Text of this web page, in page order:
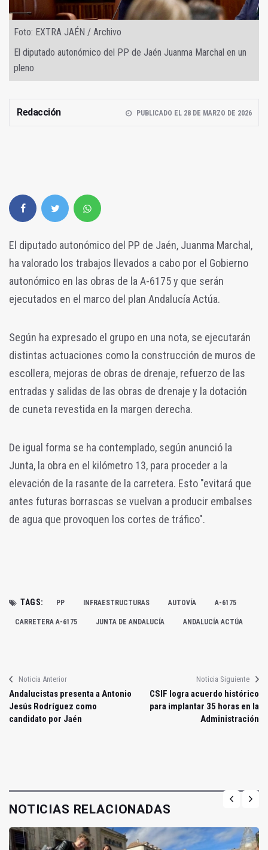
Foto: EXTRA JAÉN / Archivo
El diputado autonómico del PP de Jaén Juanma Marchal en un
pleno
Redacción PUBLICADO EL 28 DE MARZO DE 2026
El diputado autonómico del PP de Jaén, Juanma Marchal,
ha valorado los trabajos llevados a cabo por el Gobierno
autonómico en las obras de la A-6175 y que serán
ejecutados en el marco del plan Andalucía Actúa.
Según ha expresado el grupo en una nota, se ejecutarán
distintas actuaciones como la construcción de muros de
escollera, mejoras de obras de drenaje, refuerzo de las
entradas y salidas de las obras de drenaje y la dotación
de cuneta revestida en la margen derecha.
De igual forma se ha contemplado, según anunció la
Junta, la obra en el kilómetro 13, para proceder a la
elevación de la rasante de la carretera. Esto "evitará que
antes futuras borrascas se vuelvan a producir embalses
de agua que provoquen los cortes de tráfico".
TAGS: PP INFRAESTRUCTURAS AUTOVÍA A-6175
CARRETERA A-6175 JUNTA DE ANDALUCÍA ANDALUCÍA ACTÚA
Noticia Anterior
Andalucistas presenta a Antonio
Jesús Rodríguez como
candidato por Jaén
Noticia Siguiente
CSIF logra acuerdo histórico
para implantar 35 horas en la
Administración
NOTICIAS RELACIONADAS